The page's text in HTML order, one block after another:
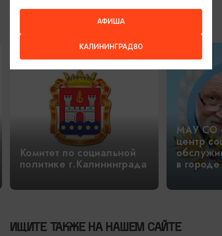
ВОЗМОЖНО ВАС ЗАИНТЕРЕСУЕТ
Комитет по социальной
политике г.Калининграда
МАУ СО
центр
в
ИЩИТЕ ТАКЖЕ НА НАШЕМ САЙТЕ
АФИША
КАЛИНИНГРАД80